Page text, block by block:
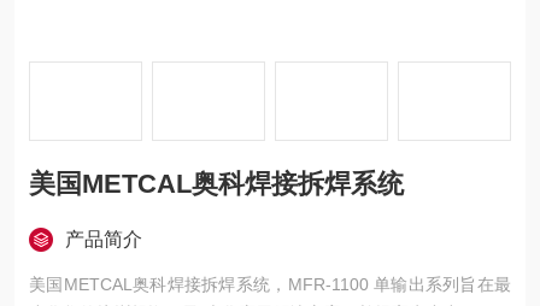
美国METCAL奥科焊接拆焊系统
产品简介
美国METCAL奥科焊接拆焊系统，MFR-1100 单输出系列旨在最